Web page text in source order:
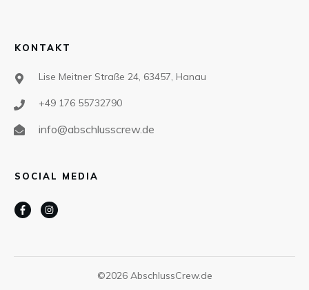
KONTAKT
Lise Meitner Straße 24, 63457, Hanau
+49 176 55732790
info@abschlusscrew.de
SOCIAL MEDIA
©2026 AbschlussCrew.de